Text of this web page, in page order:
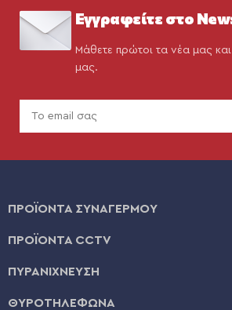
Εγγραφείτε στο
Μάθετε πρώτοι τα νέα μας
μας.
ΠΡΟΪΟΝΤΑ ΣΥΝΑΓΕΡΜΟΥ
ΠΡΟΪΟΝΤΑ CCTV
ΠΥΡΑΝΙΧΝΕΥΣΗ
ΘΥΡΟΤΗΛΕΦΩΝΑ